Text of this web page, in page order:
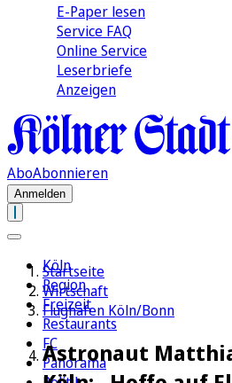
E-Paper lesen
Service FAQ
Online Service
Leserbriefe
Anzeigen
AboAbonnieren
Anmelden
Köln
Region
Freizeit
Restaurants
FC
Panorama
Startseite
Wirtschaft
Flughafen Köln/Bonn
Astronaut